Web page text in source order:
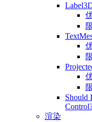
Should
渲染